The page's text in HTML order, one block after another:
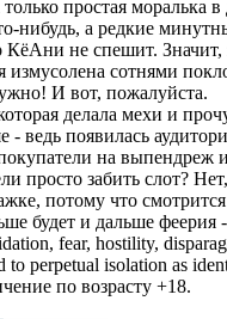
простая
нибудь, а редкие
не спешит.
сотнями
И вот, пожалуйста.
делала мехи и
появилась
на выпендреж
забить слот?
потому что
будет и дальше феерия
fear, hostility,
perpetual isolation as
по возрасту +18.